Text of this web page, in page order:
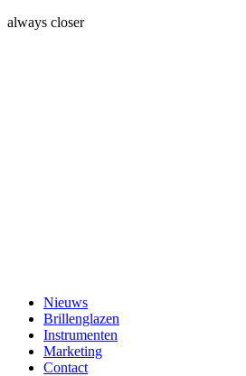
always closer
Nieuws
Brillenglazen
Instrumenten
Marketing
Contact